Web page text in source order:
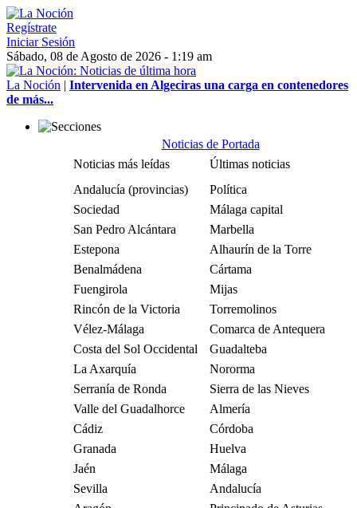
Regístrate
Iniciar Sesión
Sábado, 08 de Agosto de 2026 - 1:19 am
La Noción | Intervenida en Algeciras una carga en contenedores
de más...
Noticias de Portada
Noticias más leídas
Últimas noticias
Andalucía (provincias)
Política
Sociedad
Málaga capital
San Pedro Alcántara
Marbella
Estepona
Alhaurín de la Torre
Benalmádena
Cártama
Fuengirola
Mijas
Rincón de la Victoria
Torremolinos
Vélez-Málaga
Comarca de Antequera
Costa del Sol Occidental
Guadalteba
La Axarquía
Nororma
Serranía de Ronda
Sierra de las Nieves
Valle del Guadalhorce
Almería
Cádiz
Córdoba
Granada
Huelva
Jaén
Málaga
Sevilla
Andalucía